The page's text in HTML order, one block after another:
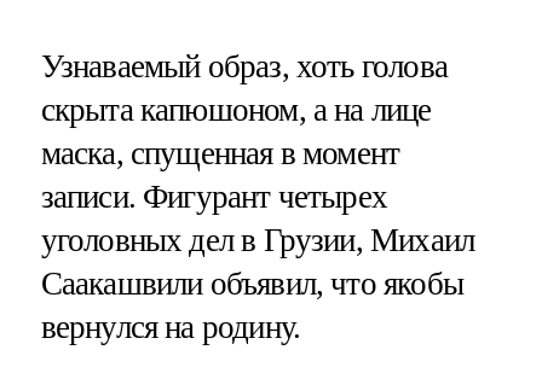
Узнаваемый образ, хоть голова
скрыта капюшоном, а на лице
маска, спущенная в момент
записи. Фигурант четырех
уголовных дел в Грузии, Михаил
Саакашвили объявил, что якобы
вернулся на родину.